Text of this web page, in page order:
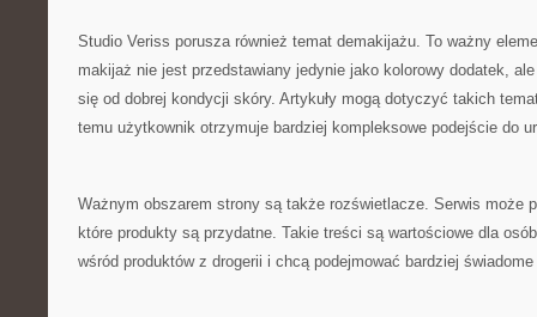
Studio Veriss porusza również temat demakijażu. To ważny
makijaż nie jest przedstawiany jedynie jako kolorowy dodatek,
się od dobrej kondycji skóry. Artykuły mogą dotyczyć takich
temu użytkownik otrzymuje bardziej kompleksowe podejście do
Ważnym obszarem strony są także rozświetlacze. Serwis może
które produkty są przydatne. Takie treści są wartościowe dla
wśród produktów z drogerii i chcą podejmować bardziej